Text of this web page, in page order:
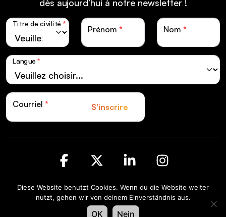
dès aujourd’hui à notre newsletter !
Titre de civilité *
Prénom * Nom *
Langue *
Courriel * S'inscrire
Facebook LinkedIn
Swiss LiveCom Association EXPO EVENT |
Kapellenstrasse 14 | Postfach CH-3001 Bern
Diese Website benutzt Cookies. Wenn du die Website weiter
nutzt, gehen wir von deinem Einverständnis aus.
OK Nein